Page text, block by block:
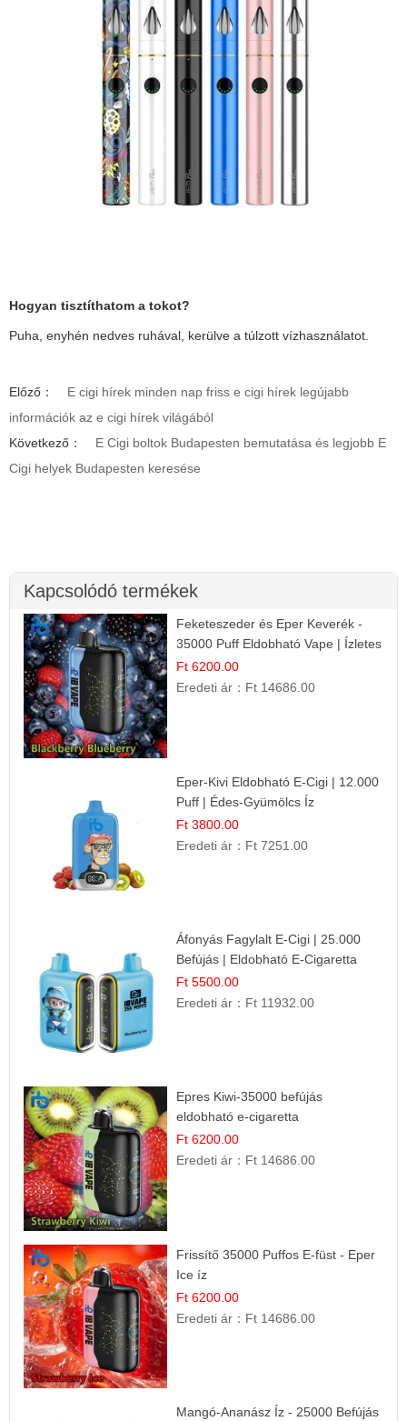
Hogyan tisztíthatom a tokot?
Puha, enyhén nedves ruhával, kerülve a túlzott vízhasználatot.
Előző：
E cigi hírek minden nap friss e cigi hírek legújabb
információk az e cigi hírek világából
Következő：
E Cigi boltok Budapesten bemutatása és legjobb E
Cigi helyek Budapesten keresése
Kapcsolódó termékek
Feketeszeder és Eper Keverék -
35000 Puff Eldobható Vape | Ízletes
Gyümölcsökombináció!
Ft 6200.00
Eredeti ár： Ft 14686.00
Eper-Kivi Eldobható E-Cigi | 12.000
Puff | Édes-Gyümölcs Íz
Ft 3800.00
Eredeti ár： Ft 7251.00
Áfonyás Fagylalt E-Cigi | 25.000
Befújás | Eldobható E-Cigaretta
Ft 5500.00
Eredeti ár： Ft 11932.00
Epres Kiwi-35000 befújás
eldobható e-cigaretta
Ft 6200.00
Eredeti ár： Ft 14686.00
Frissítő 35000 Puffos E-füst - Eper
Ice íz
Ft 6200.00
Eredeti ár： Ft 14686.00
Mangó-Ananász Íz - 25000 Befújás